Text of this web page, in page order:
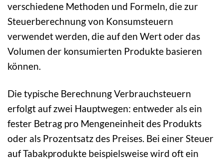
verschiedene Methoden und Formeln, die zur
Steuerberechnung von Konsumsteuern
verwendet werden, die auf den Wert oder das
Volumen der konsumierten Produkte basieren
können.
Die typische Berechnung Verbrauchsteuern
erfolgt auf zwei Hauptwegen: entweder als ein
fester Betrag pro Mengeneinheit des Produkts
oder als Prozentsatz des Preises. Bei einer Steuer
auf Tabakprodukte beispielsweise wird oft ein